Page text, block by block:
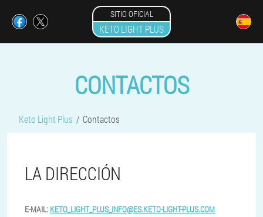
SITIO OFICIAL
KETO LIGHT PLUS
CONTACTOS
Keto Light Plus Contactos
LA DIRECCIÓN
E-MAIL: KETO_LIGHT_PLUS_INFO@ES.KETO-LIGHT-PLUS.COM